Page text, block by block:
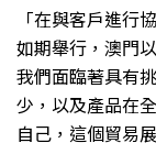
「在與客戶進行
如期舉行，澳門
我們面臨著具有
少，以及產品在
自己，這個貿易